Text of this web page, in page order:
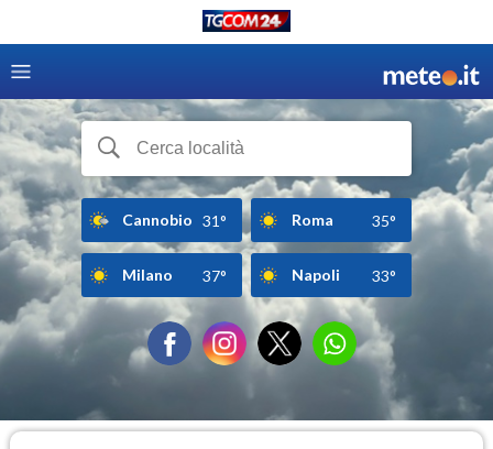
Cannobio 31° Roma 35°
Milano 37° Napoli 33°